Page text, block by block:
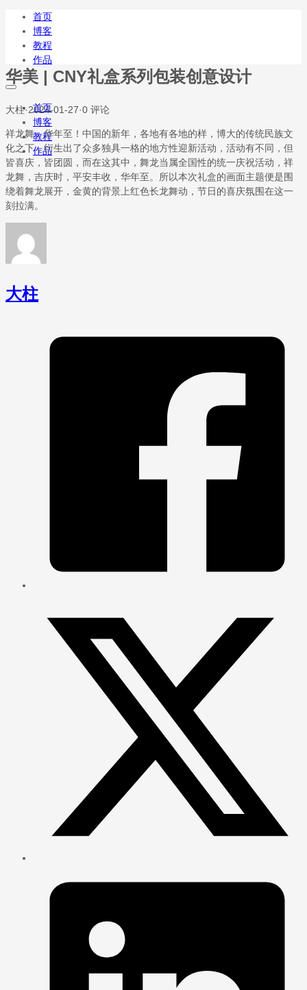
首页
博客
教程
作品
首页
博客
教程
作品
华美 | CNY礼盒系列包装创意设计
大柱·2024-01-27·0 评论
祥龙舞，华年至！中国的新年，各地有各地的样，博大的传统民族文
化之下，衍生出了众多独具一格的地方性迎新活动，活动有不同，但
皆喜庆，皆团圆，而在这其中，舞龙当属全国性的统一庆祝活动，祥
龙舞，吉庆时，平安丰收，华年至。所以本次礼盒的画面主题便是围
绕着舞龙展开，金黄的背景上红色长龙舞动，节日的喜庆氛围在这一
刻拉满。
大柱